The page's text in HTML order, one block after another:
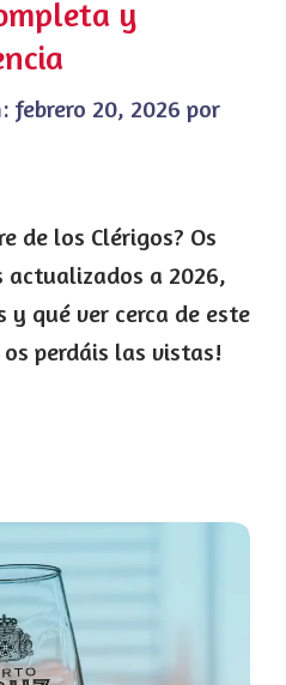
y
febrero 20, 2026 por
de los Clérigos? Os
actualizados a 2026,
qué ver cerca de este
perdáis las vistas!